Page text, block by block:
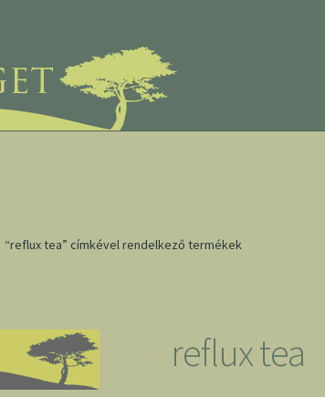
“reflux tea” címkével rendelkező termékek
reflux tea